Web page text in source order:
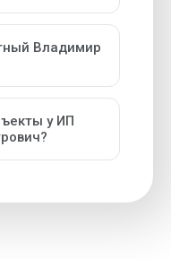
Владимир
у ИП